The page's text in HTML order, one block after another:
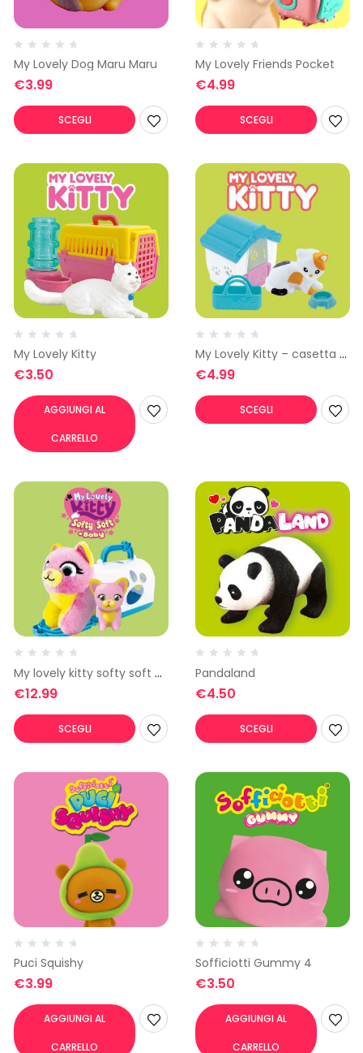
My Lovely Dog Maru Maru
€3.99
SCEGLI
My Lovely Friends Pocket
€4.99
SCEGLI
My Lovely Kitty
€3.50
AGGIUNGI AL
CARRELLO
My Lovely Kitty – casetta e
accessori
€4.99
SCEGLI
My lovely kitty softy soft +
Baby
€12.99
SCEGLI
Pandaland
€4.50
SCEGLI
Puci Squishy
€3.99
AGGIUNGI AL
CARRELLO
Sofficiotti Gummy 4
€3.50
AGGIUNGI AL
CARRELLO